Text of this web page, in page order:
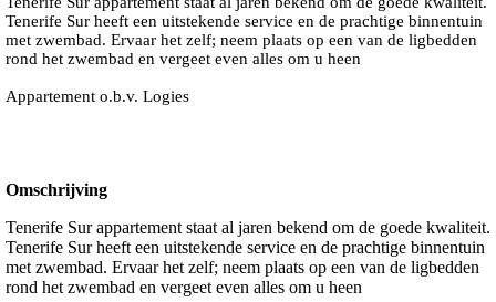
Tenerife Sur heeft een uitstekende service en de prachtige binnentuin
met zwembad. Ervaar het zelf; neem plaats op een van de ligbedden
rond het zwembad en vergeet even alles om u heen
Appartement o.b.v. Logies
Omschrijving
Tenerife Sur appartement staat al jaren bekend om de goede kwaliteit.
Tenerife Sur heeft een uitstekende service en de prachtige binnentuin
met zwembad. Ervaar het zelf; neem plaats op een van de ligbedden
rond het zwembad en vergeet even alles om u heen